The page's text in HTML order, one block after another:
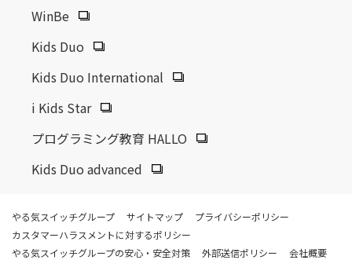
WinBe
Kids Duo
Kids Duo International
i Kids Star
プログラミング教育 HALLO
Kids Duo advanced
やる気スイッチグループ サイトマップ
プライバシーポリシー
カスタマーハラスメントに対するポリシー
やる気スイッチグループの安心・安全対策
外部送信ポリシー
会社概要